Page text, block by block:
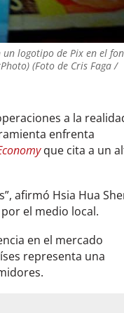
logotipo de Pix en el
(Foto de Cris Faga /
a la
enfrenta
que cita a un
afirmó Hsia Hua
el medio local.
en el mercado
representa una